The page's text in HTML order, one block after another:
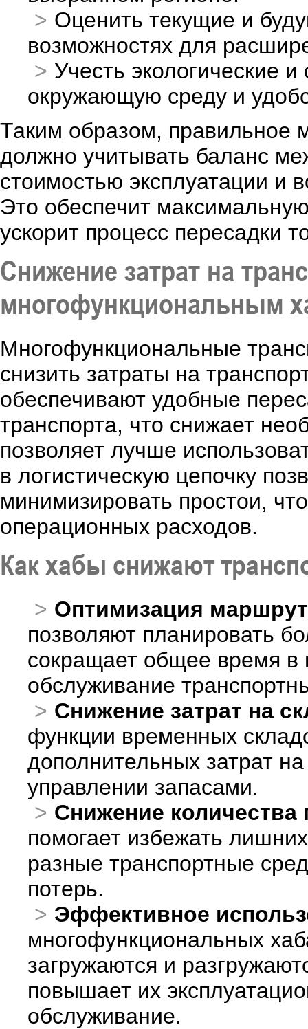
Оценить текущие и
возможностях для
Учесть экологические
окружающую среду и
Таким образом, правильное
должно учитывать баланс
стоимостью эксплуатации и
Это обеспечит
ускорит процесс пересадки
Снижение затрат на
многофункциональным
Многофункциональные
снизить затраты на
обеспечивают удобные
транспорта, что снижает
позволяет лучше
в логистическую цепочку
минимизировать простои,
операционных расходов.
Как хабы снижают
Оптимизация
позволяют планировать
сокращает общее время в
обслуживание
Снижение затрат на
функции временных
дополнительных затрат
управлении запасами.
Снижение количества
помогает избежать
разные транспортные
потерь.
Эффективное
многофункциональных
загружаются и
повышает их
обслуживание.